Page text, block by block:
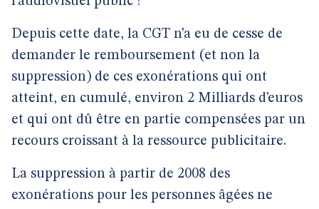
Depuis cette date, la CGT n’a eu de cesse de
demander le remboursement (et non la
suppression) de ces exonérations qui ont
atteint, en cumulé, environ 2 Milliards d’euros
et qui ont dû être en partie compensées par un
recours croissant à la ressource publicitaire.
La suppression à partir de 2008 des
exonérations pour les personnes âgées ne